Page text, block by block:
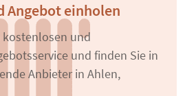
Angebot einholen
und
und finden Sie in
Anbieter in Ahlen,